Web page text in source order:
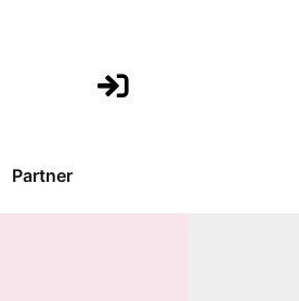
Partner